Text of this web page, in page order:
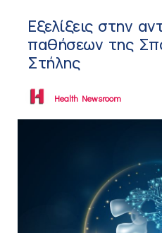
Εξελίξεις στην
παθήσεων της
Στήλης
Health Newsroom